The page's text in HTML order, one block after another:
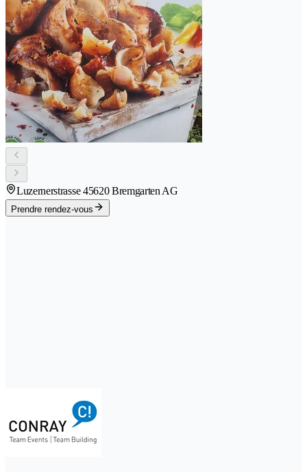
Luzernerstrasse 45620 Bremgarten AG
Prendre rendez-vous